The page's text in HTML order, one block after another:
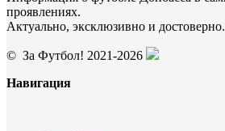
проявлениях.
Актуально, эксклюзивно и достоверно.
© За Футбол! 2021-2026
Навигация